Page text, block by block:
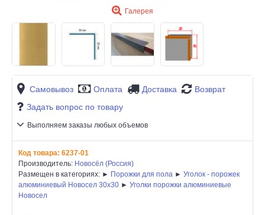
Галерея
Самовывоз Оплата Доставка
Возврат
Задать вопрос по товару
Выполняем заказы любых объемов
Код товара: 6237-01
Производитель: Новосёл (Россия)
Размещен в категориях: ► Порожки для пола ► Уголок - порожек
алюминиевый Новосел 30х30 ► Уголки порожки алюминиевые
Новосел